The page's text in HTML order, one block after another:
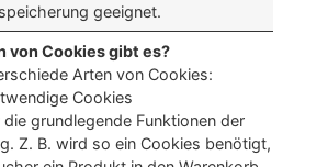
geeignet.
von Cookies gibt es?
Arten von Cookies:
Cookies
die grundlegende Funktionen der
Z. B. wird so ein Cookies benötigt,